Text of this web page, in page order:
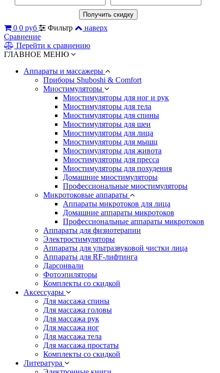
0 0 руб Фильтр
наверх
Сравнение
Перейти к сравнению
ГЛАВНОЕ МЕНЮ
Аппараты и массажеры
Приборы Shuboshi & Comfort
Миостимуляторы
Миостимуляторы для ног и рук
Миостимуляторы для тела
Миостимуляторы для спины
Миостимуляторы для шеи
Миостимуляторы для лица
Миостимуляторы для мышц
Миостимуляторы для живота
Миостимуляторы для пресса
Миостимуляторы для похудения
Домашние миостимуляторы
Профессиональные миостимуляторы
Микротоковые аппараты
Аппараты микротоков для лица
Домашние аппараты микротоков
Профессиональные аппараты микротоков
Аппараты для физиотерапии
Электростимуляторы
Аппараты для ультразвуковой чистки лица
Аппараты для RF-лифтинга
Дарсонвали
Фотоэпиляторы
Комплекты со скидкой
Аксессуары
Для массажа спины
Для массажа головы
Для массажа рук
Для массажа ног
Для массажа тела
Для массажа простаты
Комплекты со скидкой
Литература